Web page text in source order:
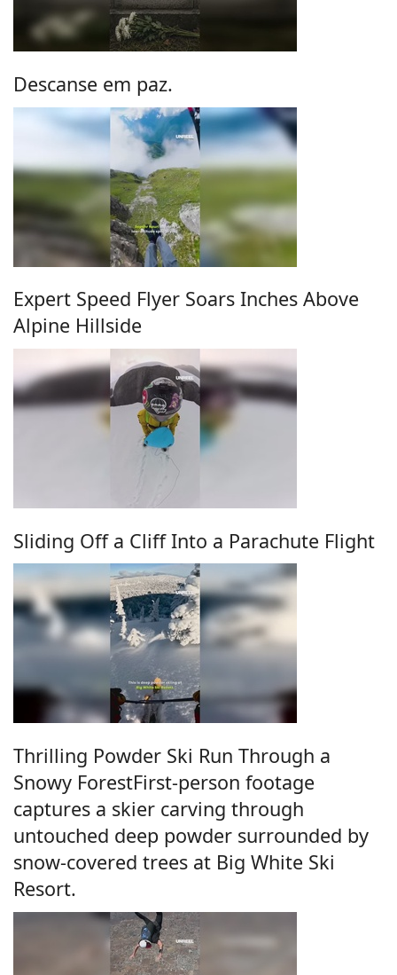
Descanse em paz.
Expert Speed Flyer Soars Inches Above
Alpine Hillside
Sliding Off a Cliff Into a Parachute Flight
Thrilling Powder Ski Run Through a
Snowy ForestFirst-person footage
captures a skier carving through
untouched deep powder surrounded by
snow-covered trees at Big White Ski
Resort.